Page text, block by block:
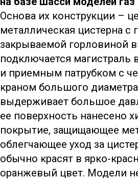
Основа их конструкции –
металлическая цистерна с
закрываемой горловиной
подключается магистраль
и приемным патрубком с
краном большого
выдерживает большое
ее поверхность нанесено
покрытие, защищающее
облегчающее уход за
обычно красят в ярко-
оранжевый цвет. Модели